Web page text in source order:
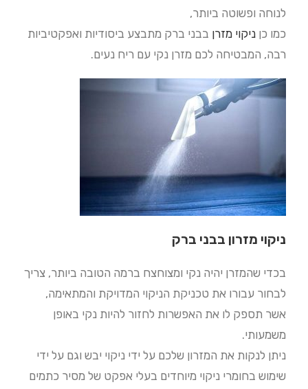
לנוחה ופשוטה ביותר,
כמו כןניקוי מזרן בבני ברק מתבצע ביסודיות ואפקטיביות
רבה, המבטיחה לכם מזרן נקי עם ריח נעים.
ניקוי מזרון בבני ברק
בכדי שהמזרן יהיה נקי ומצוחצח ברמה הטובה ביותר, צריך
לבחור עבורו את טכניקת הניקוי המדויקת והמתאימה,
אשר תספק לו את האפשרות לחזור להיות נקי באופן
משמעותי.
ניתן לנקות את המזרון שלכם על ידי ניקוי יבש וגם על ידי
שימוש בחומרי ניקוי מיוחדים בעלי אפקט של מסיר כתמים